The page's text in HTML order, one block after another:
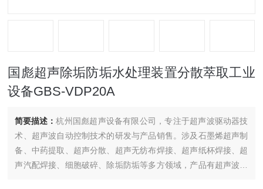
国彪超声除垢防垢水处理装置分散萃取工业
设备GBS-VDP20A
简要描述：杭州国彪超声设备有限公司，专注于超声波驱动器技
术、超声波自动控制技术的研发与产品销售。涉及石墨烯超声制
备、中药提取、超声分散、超声无纺布焊接、超声纸杯焊接、超
声汽配焊接、细胞破碎、除垢防垢等多方领域，产品有超声波发